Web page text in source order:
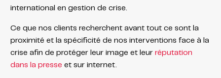
international en gestion de crise.
Ce que nos clients recherchent avant tout ce sont la
proximité et la spécificité de nos interventions face à la
crise afin de protéger leur image et leur réputation
dans la presse et sur internet.